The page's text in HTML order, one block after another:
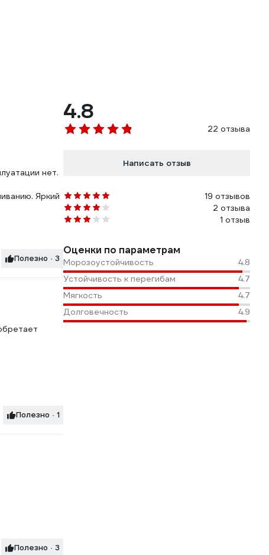
4.8
22 отзыва
Написать отзыв
19 отзывов
2 отзыва
1 отзыв
Оценки по параметрам
Морозоустойчивость
4.8
Устойчивость к перегибам
4.7
Мягкость
4.7
Долговечность
4.9
нет.
Яркий
Полезно · 3
Полезно · 1
Полезно · 3